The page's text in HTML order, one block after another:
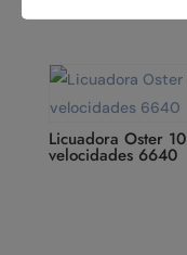
Licuadora Oster 10
velocidades 6640